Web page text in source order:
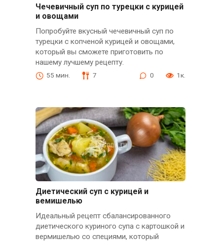
Чечевичный суп по турецки с курицей
и овощами
Попробуйте вкусный чечевичный суп по
турецки с копченой курицей и овощами,
который вы сможете приготовить по
нашему лучшему рецепту.
55 мин. 7 0 1к.
Диетический суп с курицей и
вемишелью
Идеальный рецепт сбалансированного
диетического куриного супа с картошкой и
вермишелью со специями, который